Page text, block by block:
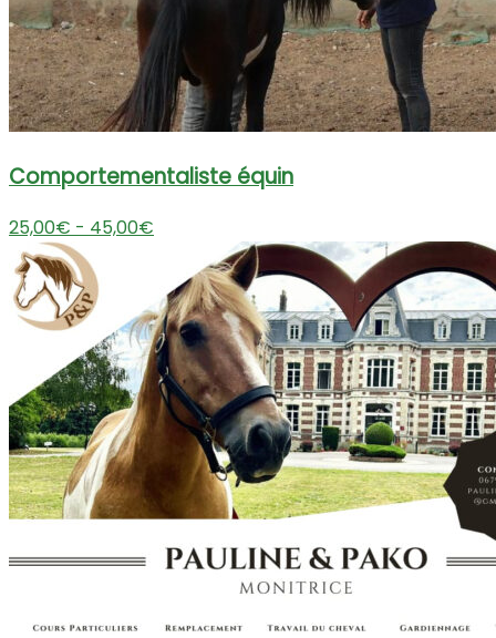
Comportementaliste équin
25,00€ - 45,00€